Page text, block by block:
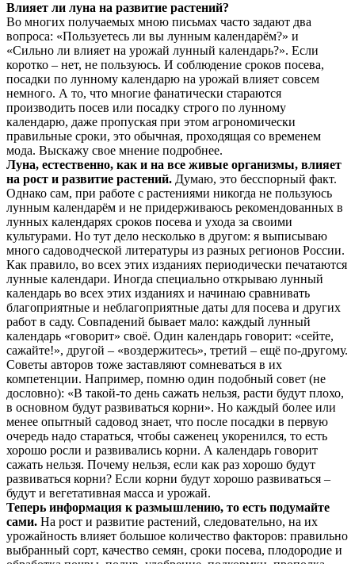
Влияет ли луна на развитие растений?
Во многих получаемых мною письмах часто задают два
вопроса: «Пользуетесь ли вы лунным календарём?» и
«Сильно ли влияет на урожай лунный календарь?». Если
коротко – нет, не пользуюсь. И соблюдение сроков посева,
посадки по лунному календарю на урожай влияет совсем
немного. А то, что многие фанатически стараются
производить посев или посадку строго по лунному
календарю, даже пропуская при этом агрономически
правильные сроки, это обычная, проходящая со временем
мода. Выскажу свое мнение подробнее.
Луна, естественно, как и на все живые организмы, влияет
на рост и развитие растений. Думаю, это бесспорный факт.
Однако сам, при работе с растениями никогда не пользуюсь
лунным календарём и не придерживаюсь рекомендованных в
лунных календарях сроков посева и ухода за своими
культурами. Но тут дело несколько в другом: я выписываю
много садоводческой литературы из разных регионов России.
Как правило, во всех этих изданиях периодически печатаются
лунные календари. Иногда специально открываю лунный
календарь во всех этих изданиях и начинаю сравнивать
благоприятные и неблагоприятные даты для посева и других
работ в саду. Совпадений бывает мало: каждый лунный
календарь «говорит» своё. Один календарь говорит: «сейте,
сажайте!», другой – «воздержитесь», третий – ещё по-другому.
Советы авторов тоже заставляют сомневаться в их
компетенции. Например, помню один подобный совет (не
дословно): «В такой-то день сажать нельзя, расти будут плохо,
в основном будут развиваться корни». Но каждый более или
менее опытный садовод знает, что после посадки в первую
очередь надо стараться, чтобы саженец укоренился, то есть
хорошо росли и развивались корни. А календарь говорит
сажать нельзя. Почему нельзя, если как раз хорошо будут
развиваться корни? Если корни будут хорошо развиваться –
будут и вегетативная масса и урожай.
Теперь информация к размышлению, то есть подумайте
сами. На рост и развитие растений, следовательно, на их
урожайность влияет большое количество факторов: правильно
выбранный сорт, качество семян, сроки посева, плодородие и